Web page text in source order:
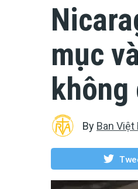
mục
không
By Ban Việt